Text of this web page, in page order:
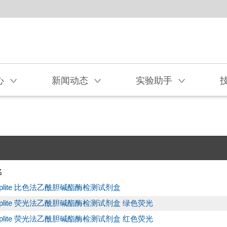
V 新闻动态 V 实验助手 V
比色法乙酰胆碱酯酶检测试剂盒
荧光法乙酰胆碱酯酶检测试剂盒 绿色荧光
荧光法乙酰胆碱酯酶检测试剂盒 红色荧光